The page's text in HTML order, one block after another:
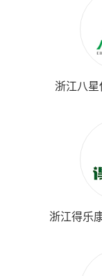
浙江八
浙江得乐